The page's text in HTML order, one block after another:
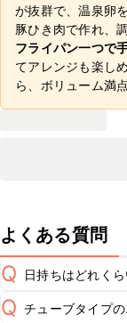
が抜群で、温泉卵
豚ひき肉で作れ、
フライパン一つで
てアレンジも楽し
ら、ボリューム満
よくある質問
Q 日持ちはどれく
こちらのレシピ
Q チューブタイプ